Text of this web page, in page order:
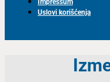
Uslovi korišćenja